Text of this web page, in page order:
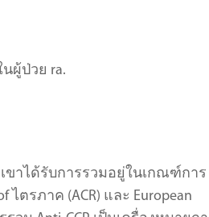
ผู้ป่วย ra.
ขาได้รับการรวมอยู่ในเกณฑ์การ
ตรภาค (ACR) และ European